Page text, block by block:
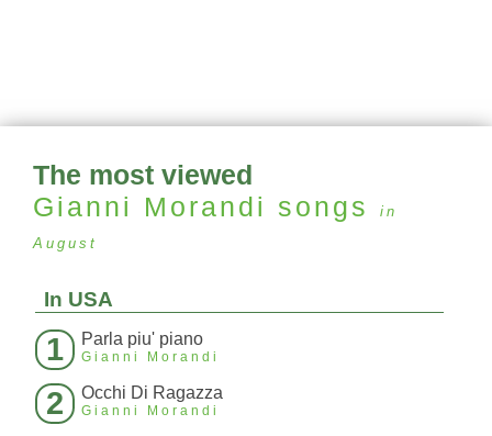
The most viewed
Gianni Morandi songs
in
August
In USA
1 Parla piu' piano
Gianni Morandi
2 Occhi Di Ragazza
Gianni Morandi